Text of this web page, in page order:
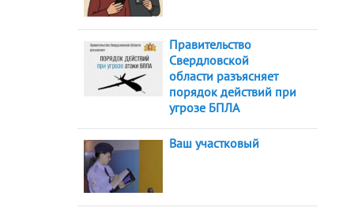
Правительство
Свердловской
области разъясняет
порядок действий при
угрозе БПЛА
Ваш участковый